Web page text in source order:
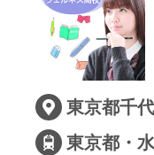
東京都・